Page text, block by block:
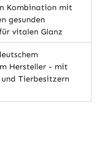
Kombination mit
gesunden
vitalen Glanz
Hersteller - mit
Tierbesitzern